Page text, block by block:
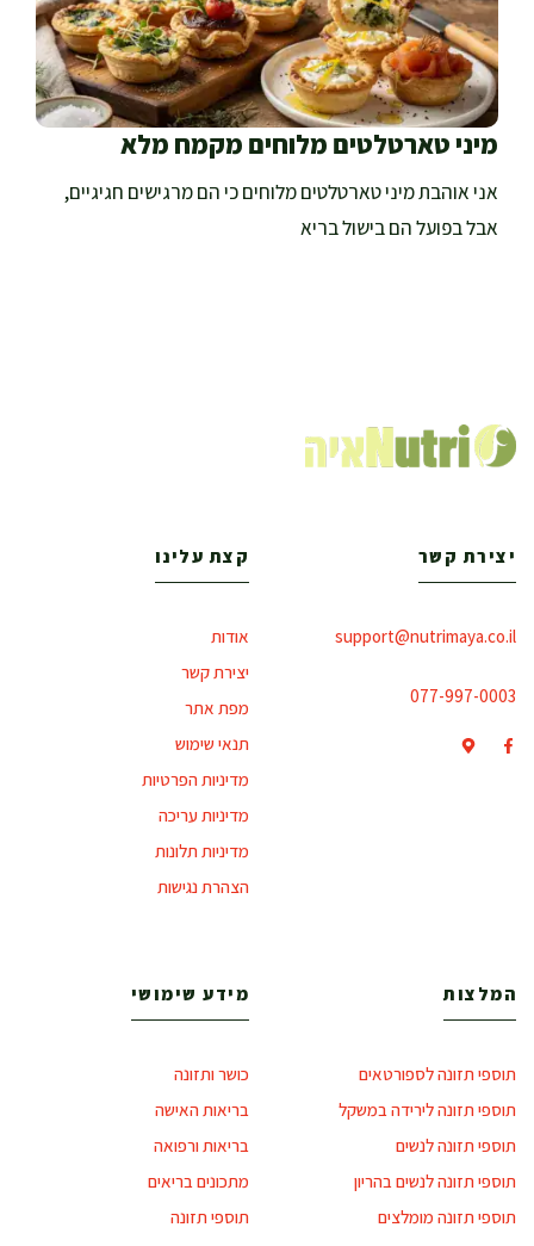
מיני טארטלטים מלוחים מקמח מלא
אני אוהבת מיני טארטלטים מלוחים כי הם מרגישים חגיגיים,
אבל בפועל הם בישול בריא
יצירת קשר
support@nutrimaya.co.il
077-997-0003
קצת עלינו
אודות
יצירת קשר
מפת אתר
תנאי שימוש
מדיניות הפרטיות
מדיניות עריכה
מדיניות תלונות
הצהרת נגישות
המלצות
תוספי תזונה לספורטאים
תוספי תזונה לירידה במשקל
תוספי תזונה לנשים
תוספי תזונה לנשים בהריון
תוספי תזונה מומלצים
מידע שימושי
כושר ותזונה
בריאות האישה
בריאות ורפואה
מתכונים בריאים
תוספי תזונה